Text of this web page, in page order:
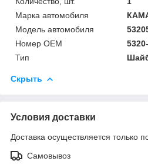
Марка автомобиля
Модель автомобиля
Номер OEM
Тип
Скрыть
Условия доставки
Доставка осуществляется только
Самовывоз